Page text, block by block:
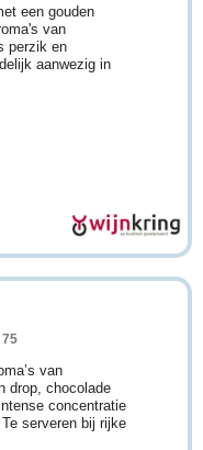
een gouden
van
perzik en
aanwezig in
75
van
drop, chocolade
concentratie
serveren bij rijke